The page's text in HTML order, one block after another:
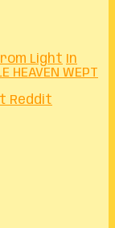
Light In
HEAVEN WEPT
Reddit